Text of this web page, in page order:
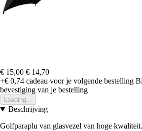
€ 15,00 € 14,70
+€ 0,74 cadeau voor je volgende bestelling
bevestiging van je bestelling
Loading...
Beschrijving
Golfparaplu van glasvezel van hoge kwaliteit.